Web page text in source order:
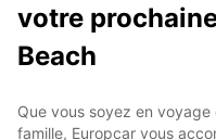
votre
Beach
Que vous soyez en
famille, Europcar vous